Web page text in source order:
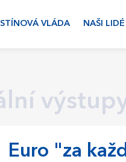
STÍNOVÁ VLÁDA NAŠI LIDÉ
Euro "za